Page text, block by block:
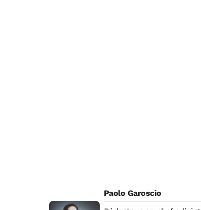
Paolo Garoscio